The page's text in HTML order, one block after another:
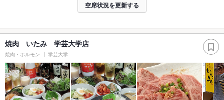
空席状況を更新する
焼肉 いたみ 学芸大学店
焼肉・ホルモン 学芸大学